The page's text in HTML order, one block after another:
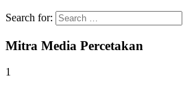
Search for:
Mitra Media Percetakan
1